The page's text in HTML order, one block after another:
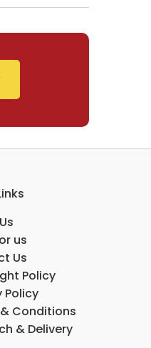
us
Us
Policy
Policy
Conditions
& Delivery